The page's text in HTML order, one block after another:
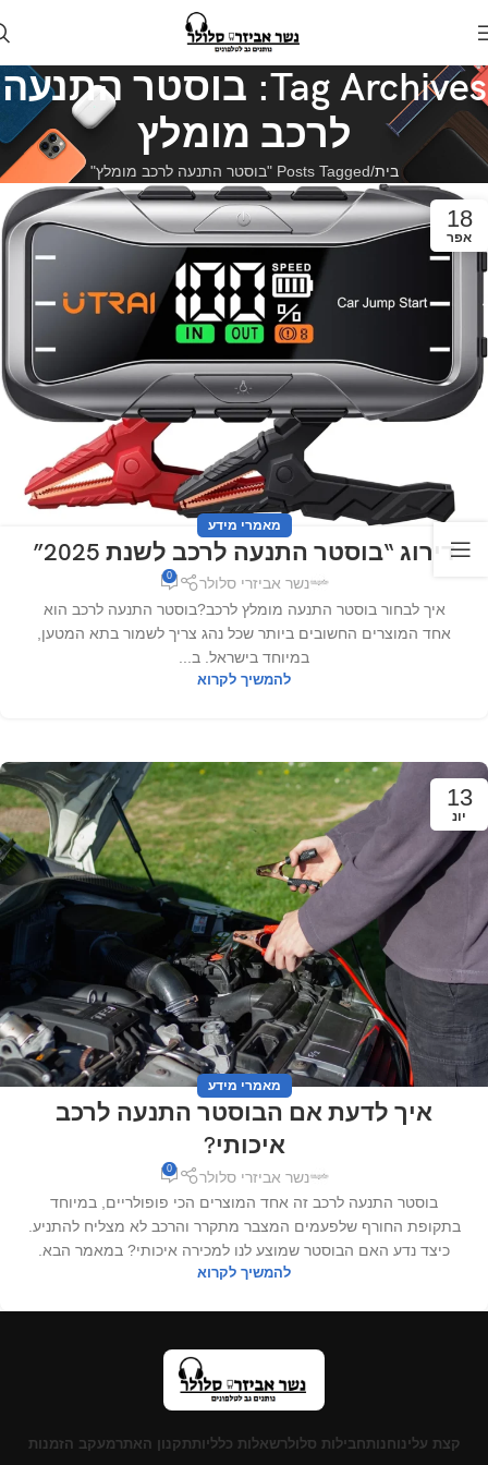
Tag Archives: בוסטר התנעה
לרכב מומלץ
בית Posts Tagged "בוסטר התנעה לרכב מומלץ"
18
אפר
מאמרי מידע
דירוג “בוסטר התנעה לרכב לשנת 2025”
נשר אביזרי סלולר 0
איך לבחור בוסטר התנעה מומלץ לרכב?בוסטר התנעה לרכב הוא
אחד המוצרים החשובים ביותר שכל נהג צריך לשמור בתא המטען,
במיוחד בישראל. ב...
להמשיך לקרוא
13
יונ
מאמרי מידע
איך לדעת אם הבוסטר התנעה לרכב
איכותי?
נשר אביזרי סלולר 0
בוסטר התנעה לרכב זה אחד המוצרים הכי פופולריים, במיוחד
בתקופת החורף שלפעמים המצבר מתקרר והרכב לא מצליח להתניע.
כיצד נדע האם הבוסטר שמוצע לנו למכירה איכותי? במאמר הבא.
להמשיך לקרוא
קצת עלינוחנותחבילות סלולרשאלות כלליותתקנון האתרמעקב הזמנות